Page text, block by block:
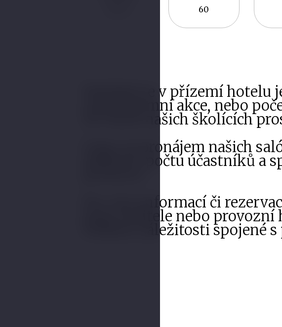
60
Nachází se v přízemí
a jiné firemní akce, nebo
Ze všech našich školících
Ceny za pronájem našich
události, počtu účastníků a
Pro více informací či
pana ředitele nebo provozní
eškeré záležitosti spojené